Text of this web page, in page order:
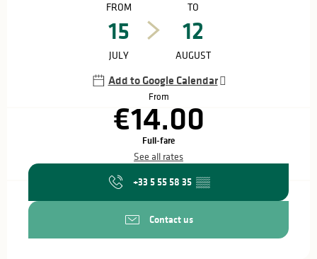
FROM
15
JULY
TO
12
AUGUST
Add to Google Calendar
From
€14.00
Full-fare
See all rates
+33 5 55 58 35 ▒▒
Contact us